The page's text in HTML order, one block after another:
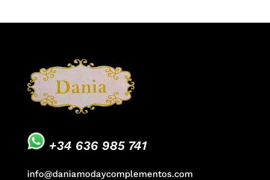
+34 636 985 741
info@daniamodaycomplementos.com